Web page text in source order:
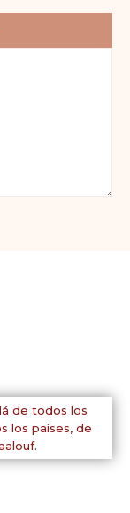
de todos los
los países, de